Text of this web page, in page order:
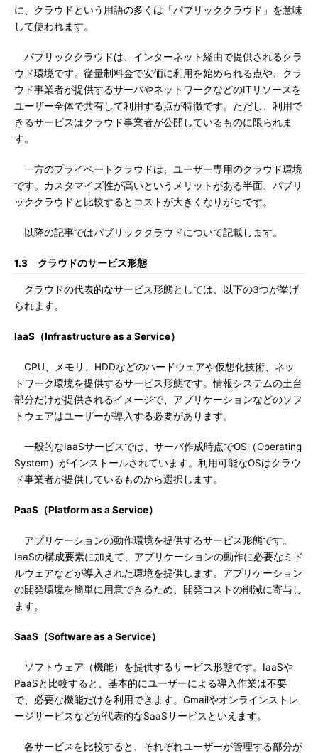
に、クラウドという用語の多くは「パブリッククラウド」を意味
して使われます。
パブリッククラウドは、インターネット経由で提供されるクラ
ウド環境です。従量制料金で安価に利用を始められる点や、クラ
ウド事業者が提供するサーバやネットワークなどのITリソースを
ユーザー全体で共有して利用する点が特徴です。ただし、利用で
きるサービスはクラウド事業者が公開しているものに限られま
す。
一方のプライベートクラウドは、ユーザー専用のクラウド環境
です。カスタマイズ性が高いというメリットがある半面、パブリ
ッククラウドと比較するとコストが大きくなりがちです。
以降の記事ではパブリッククラウドについて記載します。
1.3 クラウドのサービス形態
クラウドの代表的なサービス形態としては、以下の3つが挙げ
られます。
IaaS（Infrastructure as a Service）
CPU、メモリ、HDDなどのハードウェアや仮想化技術、ネッ
トワーク環境を提供するサービス形態です。情報システムの土台
部分だけが提供されるイメージで、アプリケーションなどのソフ
トウェアはユーザーが導入する必要があります。
一般的なIaaSサービスでは、サーバ作成時点でOS（Operating
System）がインストールされています。利用可能なOSはクラウ
ド事業者が提供しているものから選択します。
PaaS（Platform as a Service）
アプリケーションの動作環境を提供するサービス形態です。
IaaSの構成要素に加えて、アプリケーションの動作に必要なミド
ルウェアなどが導入された環境を提供します。アプリケーション
の開発環境を簡単に用意できるため、開発コストの削減に寄与し
ます。
SaaS（Software as a Service）
ソフトウェア（機能）を提供するサービス形態です。IaaSや
PaaSと比較すると、基本的にユーザーによる導入作業は不要
で、必要な機能だけを利用できます。Gmailやオンラインストレ
ージサービスなどが代表的なSaaSサービスといえます。
各サービスを比較すると、それぞれユーザーが管理する部分が